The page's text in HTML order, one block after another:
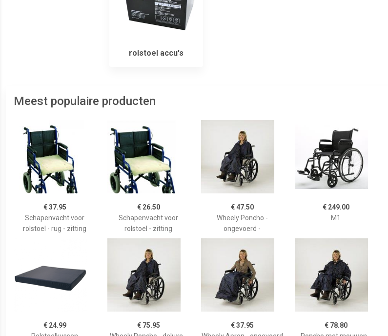
rolstoel accu's
Meest populaire producten
€ 37.95
Schapenvacht voor
rolstoel - rug - zitting
€ 26.50
Schapenvacht voor
rolstoel - zitting
€ 47.50
Wheely Poncho -
ongevoerd -
€ 249.00
M1
€ 24.99
€ 75.95
€ 37.95
€ 78.80